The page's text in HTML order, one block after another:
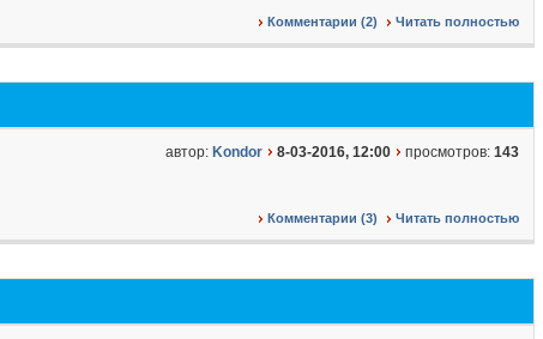
Комментарии (2) Читать полностью
автор: Kondor 8-03-2016, 12:00 просмотров: 143
Комментарии (3) Читать полностью